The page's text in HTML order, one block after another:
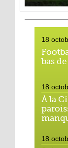
18
bas
18
À la
18